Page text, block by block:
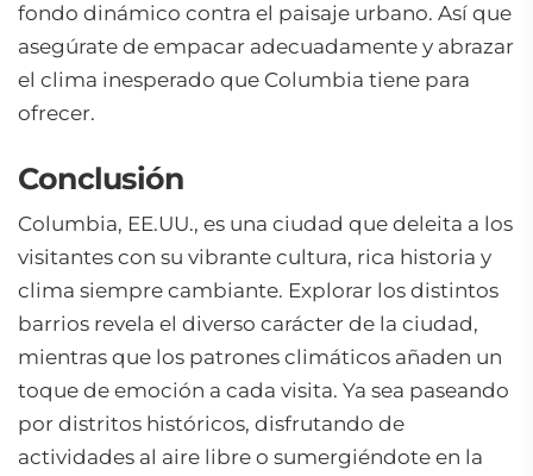
fondo dinámico contra el paisaje urbano. Así que
asegúrate de empacar adecuadamente y abrazar
el clima inesperado que Columbia tiene para
ofrecer.
Conclusión
Columbia, EE.UU., es una ciudad que deleita a los
visitantes con su vibrante cultura, rica historia y
clima siempre cambiante. Explorar los distintos
barrios revela el diverso carácter de la ciudad,
mientras que los patrones climáticos añaden un
toque de emoción a cada visita. Ya sea paseando
por distritos históricos, disfrutando de
actividades al aire libre o sumergiéndote en la